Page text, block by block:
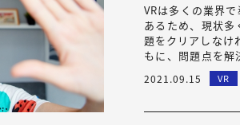
VRは多くの業界
あるため、現状
題をクリアしなけ
もに、問題点を解
をビジネスに導
2021.09.15 VR